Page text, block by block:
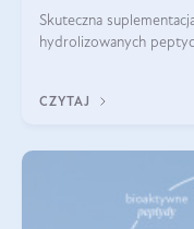
Skuteczna
hydrolizowanych
CZYTAJ